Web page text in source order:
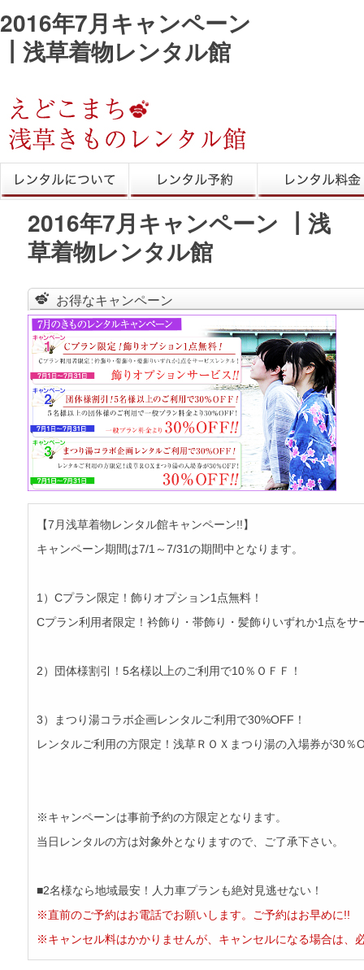
2016年7月キャンペーン
┃浅草着物レンタル館
きものレンタル レンタル予約 レンタル料金
2016年7月キャンペーン ┃浅
草着物レンタル館
お得なキャンペーン
【7月浅草着物レンタル館キャンペーン!!】
キャンペーン期間は7/1～7/31の期間中となります。
1）Cプラン限定！飾りオプション1点無料！
Cプラン利用者限定！衿飾り・帯飾り・髪飾りいずれか1点をサ
2）団体様割引！5名様以上のご利用で10％ＯＦＦ！
3）まつり湯コラボ企画レンタルご利用で30%OFF！
レンタルご利用の方限定！浅草ＲＯＸまつり湯の入場券が30％
※キャンペーンは事前予約の方限定となります。
当日レンタルの方は対象外となりますので、ご了承下さい。
■2名様なら地域最安！人力車プランも絶対見逃せない！
※直前のご予約はお電話でお願いします。ご予約はお早めに!!
※キャンセル料はかかりませんが、キャンセルになる場合は、